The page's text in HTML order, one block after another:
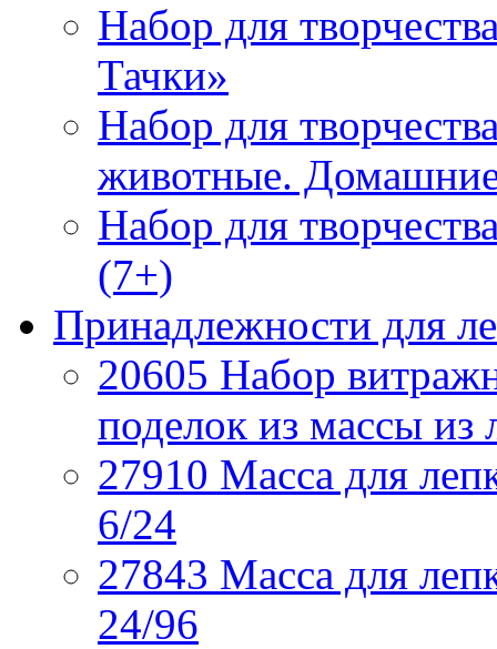
Набор для
Тачки»
Набор для
животные.
Набор для
(7+)
Принадлежности для
20605 Набор
поделок из массы
27910 Масса для
6/24
27843 Масса для
24/96